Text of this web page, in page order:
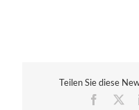
Teilen Sie diese